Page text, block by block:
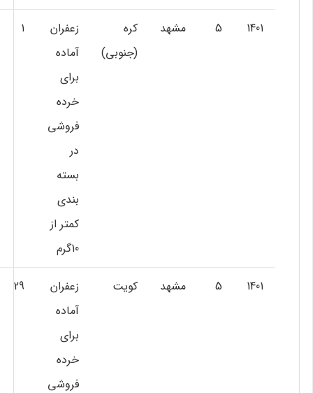
1401
5 مشهد
کره
(جنوبي)
زعفران
آماده
براي
خرده
فروشي
در
بسته
بندي
كمتر از
10گرم
1
1401
5 مشهد کویت
زعفران
آماده
براي
خرده
فروشي
29